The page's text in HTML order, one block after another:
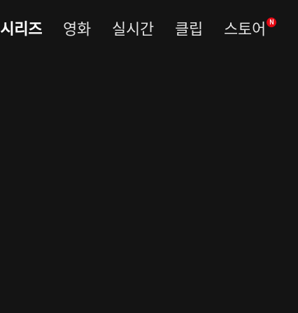
시리즈 영화 실시간 클립 스토어 N